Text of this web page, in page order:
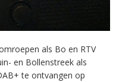
als Bo en RTV
en Bollenstreek als
te ontvangen op